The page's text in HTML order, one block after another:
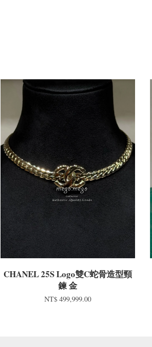
CHANEL 25S Logo雙C蛇骨造型頸
鍊 金
NT$ 499,999.00